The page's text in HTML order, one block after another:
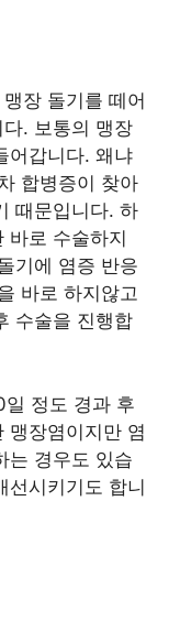
장 돌기를 떼어
. 보통의 맹장
어갑니다. 왜냐
합병증이 찾아
때문입니다. 하
바로 수술하지
기에 염증 반응
바로 하지않고
수술을 진행합
일 정도 경과 후
맹장염이지만 염
는 경우도 있습
선시키기도 합니